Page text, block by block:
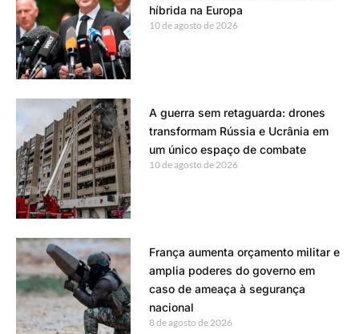
híbrida na Europa
10 de agosto de 2026
A guerra sem retaguarda: drones
transformam Rússia e Ucrânia em
um único espaço de combate
10 de agosto de 2026
França aumenta orçamento militar e
amplia poderes do governo em
caso de ameaça à segurança
nacional
8 de agosto de 2026